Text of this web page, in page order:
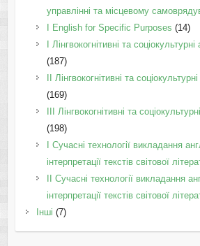
управлінні та місцевому
І English for Specific Purposes (14)
I Лінгвокогнітивні та соціокультурні
(187)
IІ Лінгвокогнітивні та
(169)
IІI Лінгвокогнітивні та
(198)
I Cучасні технології викладання
інтерпретації текстів світової
II Cучасні технології викладання
інтерпретації текстів світової
Інші (7)